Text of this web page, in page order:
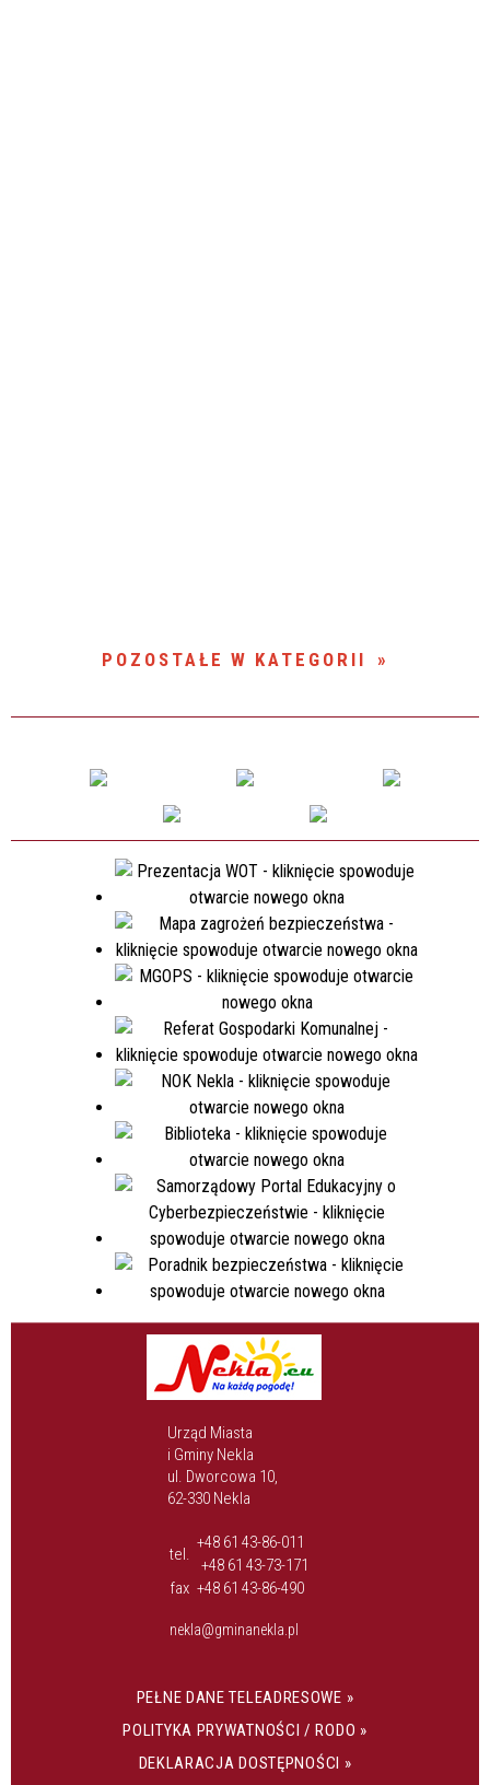
POZOSTAŁE W KATEGORII
Urząd Miasta
i Gminy Nekla
ul. Dworcowa 10,
62-330 Nekla
tel.
+48 61 43-86-011
+48 61 43-73-171
fax +48 61 43-86-490
nekla@gminanekla.pl
PEŁNE DANE TELEADRESOWE »
POLITYKA PRYWATNOŚCI / RODO »
DEKLARACJA DOSTĘPNOŚCI »